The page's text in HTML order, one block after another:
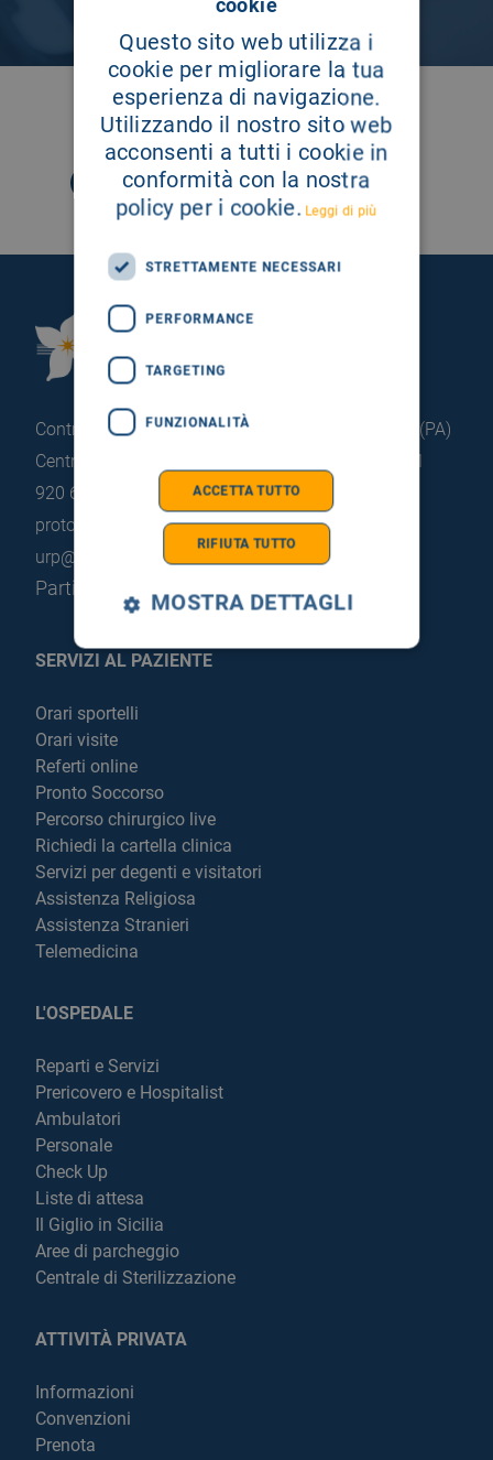
SEGUICI SU
Fondazione Istituto
G.Giglio di Cefalù
Contrada Pietrapollastra - Pisciotto 90015 Cefalù (PA)
Centralino: +39 0921 920 111
Portineria: +39 0921
920 663
protocollo@pec.hsrgiglio.it info@hsrgiglio.it
urp@hsrgiglio.it
Partita IVA: 05205490823
SERVIZI AL PAZIENTE
Orari sportelli
Orari visite
Referti online
Pronto Soccorso
Percorso chirurgico live
Richiedi la cartella clinica
Servizi per degenti e visitatori
Assistenza Religiosa
Assistenza Stranieri
Telemedicina
L'OSPEDALE
Reparti e Servizi
Prericovero e Hospitalist
Ambulatori
Personale
Check Up
Liste di attesa
Il Giglio in Sicilia
Aree di parcheggio
Centrale di Sterilizzazione
ATTIVITÀ PRIVATA
Informazioni
Convenzioni
Prenota
cookie
Questo sito web utilizza i
cookie per migliorare la tua
esperienza di navigazione.
Utilizzando il nostro sito web
acconsenti a tutti i cookie in
conformità con la nostra
policy per i cookie. Leggi di più
STRETTAMENTE NECESSARI
PERFORMANCE
TARGETING
FUNZIONALITÀ
ACCETTA TUTTO
RIFIUTA TUTTO
MOSTRA DETTAGLI